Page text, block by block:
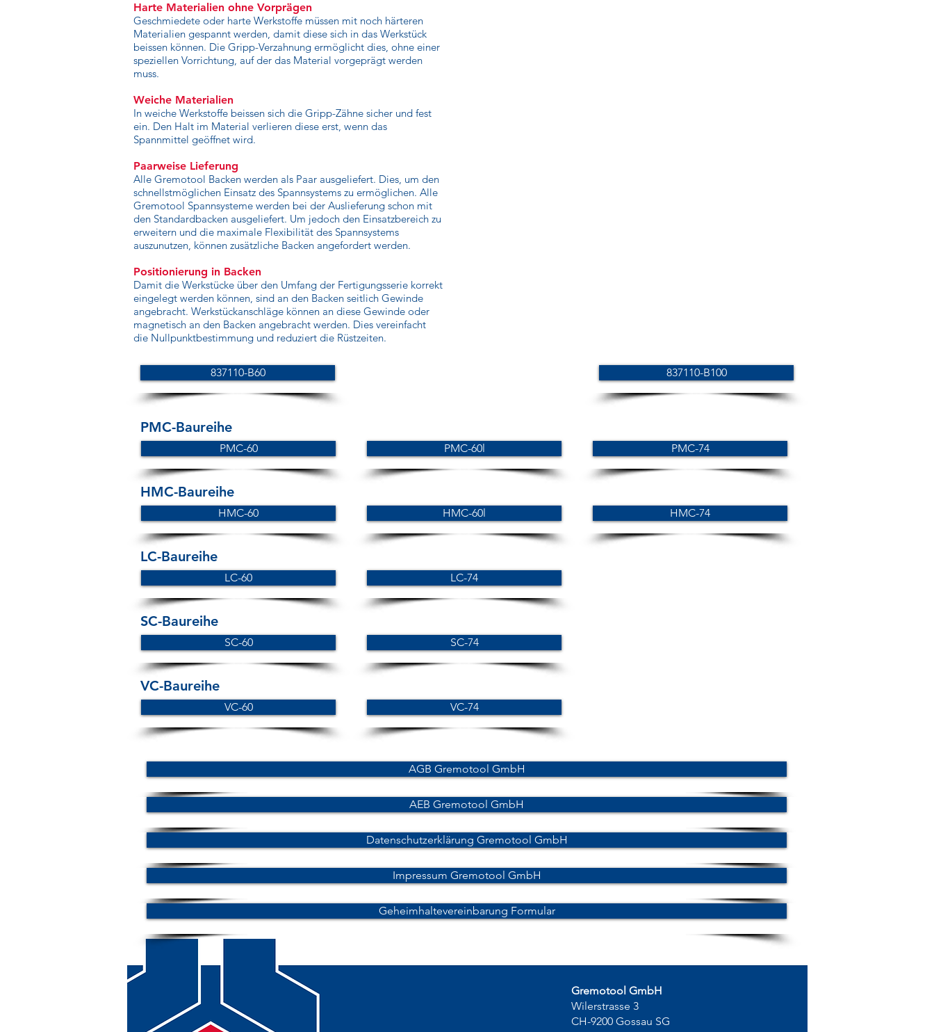
Harte Materialien ohne Vorprägen
Geschmiedete oder harte Werkstoffe müssen mit noch härteren
Materialien gespannt werden, damit diese sich in das Werkstück
beissen können. Die Gripp-Verzahnung ermöglicht dies, ohne einer
speziellen Vorrichtung, auf der das Material vorgeprägt werden
muss.
Weiche Materialien
In weiche Werkstoffe beissen sich die Gripp-Zähne sicher und fest
ein. Den Halt im Material verlieren diese erst, wenn das
Spannmittel geöffnet wird.
Paarweise Lieferung
Alle Gremotool Backen werden als Paar ausgeliefert. Dies, um den
schnellstmöglichen Einsatz des Spannsystems zu ermöglichen. Alle
Gremotool Spannsysteme werden bei der Auslieferung schon mit
den Standardbacken ausgeliefert. Um jedoch den Einsatzbereich zu
erweitern und die maximale Flexibilität des Spannsystems
auszunutzen, können zusätzliche Backen angefordert werden.
Positionierung in Backen
Damit die Werkstücke über den Umfang der Fertigungsserie korrekt
eingelegt werden können, sind an den Backen seitlich Gewinde
angebracht. Werkstückanschläge können an diese Gewinde oder
magnetisch an den Backen angebracht werden. Dies vereinfacht
die Nullpunktbestimmung und reduziert die Rüstzeiten.
837110-B60 837110-B100
PMC-Baureihe
PMC-60 PMC-60l PMC-74
HMC-Baureihe
HMC-60 HMC-60l HMC-74
LC-Baureihe
LC-60 LC-74
SC-Baureihe
SC-60 SC-74
VC-Baureihe
VC-60 VC-74
Gremotool GmbH
Wilerstrasse 3
CH-9200 Gossau SG
AGB Gremotool GmbH
AEB Gremotool GmbH
Datenschutzerklärung Gremotool GmbH
Impressum Gremotool GmbH
Geheimhaltevereinbarung Formular